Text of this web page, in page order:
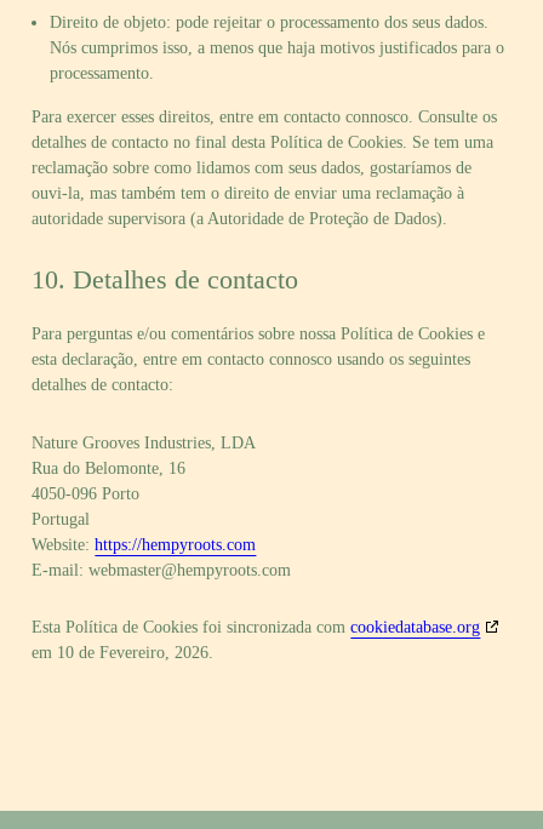
Direito de objeto: pode rejeitar o processamento dos seus dados.
Nós cumprimos isso, a menos que haja motivos justificados para o
processamento.
Para exercer esses direitos, entre em contacto connosco. Consulte os
detalhes de contacto no final desta Política de Cookies. Se tem uma
reclamação sobre como lidamos com seus dados, gostaríamos de
ouvi-la, mas também tem o direito de enviar uma reclamação à
autoridade supervisora (a Autoridade de Proteção de Dados).
10. Detalhes de contacto
Para perguntas e/ou comentários sobre nossa Política de Cookies e
esta declaração, entre em contacto connosco usando os seguintes
detalhes de contacto:
Nature Grooves Industries, LDA
Rua do Belomonte, 16
4050-096 Porto
Portugal
Website:https://hempyroots.com
E-mail:webmaster@hempyroots.com
Esta Política de Cookies foi sincronizada comcookiedatabase.org
em 10 de Fevereiro, 2026.